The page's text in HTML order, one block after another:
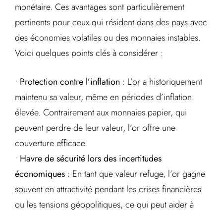
monétaire. Ces avantages sont particulièrement
pertinents pour ceux qui résident dans des pays avec
des économies volatiles ou des monnaies instables.
Voici quelques points clés à considérer :
• Protection contre l’inflation : L’or a historiquement
maintenu sa valeur, même en périodes d’inflation
élevée. Contrairement aux monnaies papier, qui
peuvent perdre de leur valeur, l’or offre une
couverture efficace.
• Havre de sécurité lors des incertitudes
économiques : En tant que valeur refuge, l’or gagne
souvent en attractivité pendant les crises financières
ou les tensions géopolitiques, ce qui peut aider à